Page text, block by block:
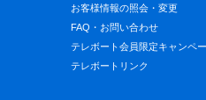
お客様情報の照会・変更
FAQ・お問い合わせ
テレボート会員限定キャンペ
テレボートリンク